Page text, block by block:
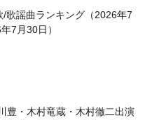
/歌謡曲ランキング（2026年7
7月30日）
豊・木村竜蔵・木村徹二出演